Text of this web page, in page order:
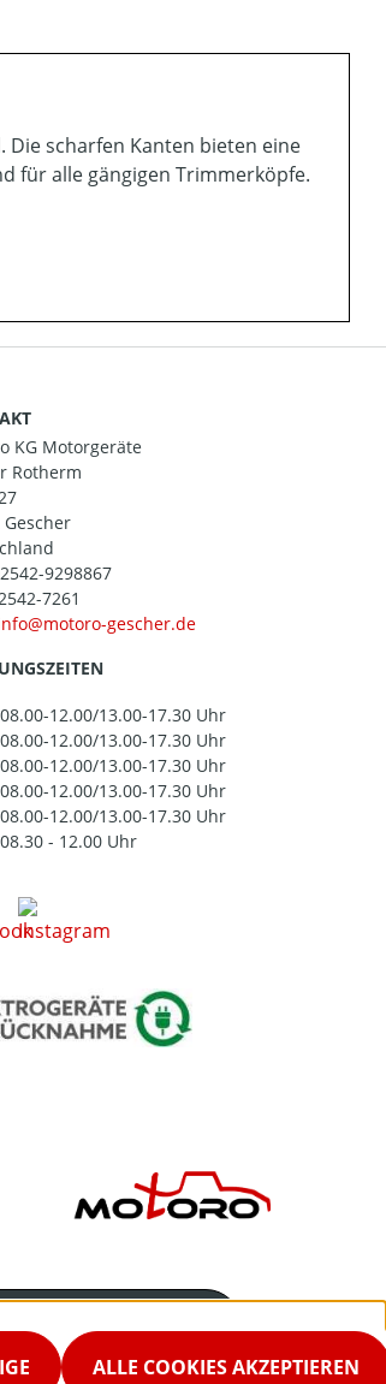
scharfen Kanten bieten eine
für alle gängigen Trimmerköpfe.
KG Motorgeräte
Rotherm
Gescher
9298867
7261
08.00-12.00/13.00-17.30 Uhr
08.00-12.00/13.00-17.30 Uhr
08.00-12.00/13.00-17.30 Uhr
08.00-12.00/13.00-17.30 Uhr
08.00-12.00/13.00-17.30 Uhr
08.30 - 12.00 Uhr
02542-9298867
ALLE COOKIES AKZEPTIEREN